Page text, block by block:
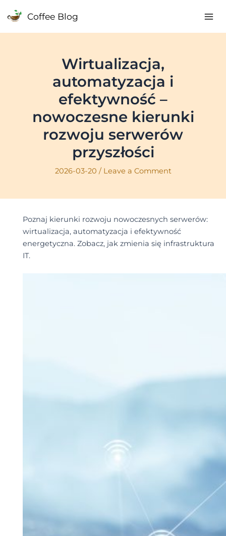
Coffee Blog
Wirtualizacja,
automatyzacja i
efektywność –
nowoczesne kierunki
rozwoju serwerów
przyszłości
2026-03-20 / Leave a Comment
Poznaj kierunki rozwoju nowoczesnych serwerów:
wirtualizacja, automatyzacja i efektywność
energetyczna. Zobacz, jak zmienia się infrastruktura
IT.